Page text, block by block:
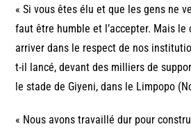
« Si vous êtes élu et que les gens ne
faut être humble et l’accepter. Mais le
arriver dans le respect de nos
t-il lancé, devant des milliers de
le stade de Giyeni, dans le Limpopo
« Nous avons travaillé dur pour